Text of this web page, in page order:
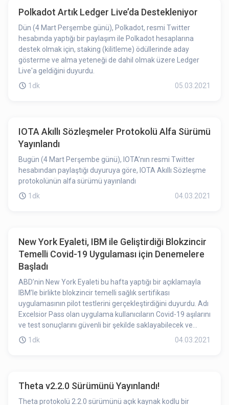
Polkadot Artık Ledger Live’da Destekleniyor
Dün (4 Mart Perşembe günü), Polkadot, resmi Twitter
hesabında yaptığı bir paylaşım ile Polkadot hesaplarına
destek olmak için, staking (kilitleme) ödüllerinde aday
gösterme ve alma yeteneği de dahil olmak üzere Ledger
Live'a geldiğini duyurdu.
1dk
05.03.2021
IOTA Akıllı Sözleşmeler Protokolü Alfa Sürümü
Yayınlandı
Bugün (4 Mart Perşembe günü), IOTA’nın resmi Twitter
hesabından paylaştığı duyuruya göre, IOTA Akıllı Sözleşme
protokolünün alfa sürümü yayınlandı
1dk
04.03.2021
New York Eyaleti, IBM ile Geliştirdiği Blokzincir
Temelli Covid-19 Uygulaması için Denemelere
Başladı
ABD’nin New York Eyaleti bu hafta yaptığı bir açıklamayla
IBM’le birlikte blokzincir temelli sağlık sertifikası
uygulamasının pilot testlerini gerçekleştirdiğini duyurdu. Adı
Excelsior Pass olan uygulama kullanıcıların Covid-19 aşılarını
ve test sonuçlarını güvenli bir şekilde saklayabilecek ve
kullanıcılar karekod kullanarak bu bilgileri gerekli kurumlarla
1dk 04.03.2021
Theta v2.2.0 Sürümünü Yayınlandı!
Theta protokolü 2.2.0 sürümünü açık kaynak kodlu bir